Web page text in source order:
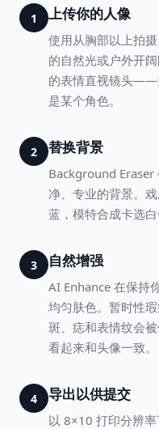
1 上传你的人像
使用从胸部以上拍
的自然光或户外开
的表情直视镜头——
是某个角色。
2 替换背景
Background Eraser
净、专业的背景。
蓝，模特合成卡选白
3 自然增强
AI Enhance 在保持
均匀肤色。暂时性
斑、痣和表情纹会
看起来和头像一致。
4 导出以供提交
以 8×10 打印分辨